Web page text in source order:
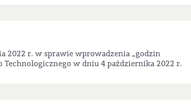
2022 r. w sprawie wprowadzenia „godzin
w dniu 4 października 2022 r.